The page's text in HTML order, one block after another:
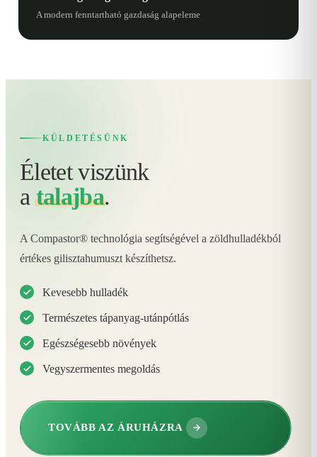
A modern fenntartható gazdaság alapeleme
KÜLDETÉSÜNK
Életet viszünk
atalajba.
A Compastor® technológia segítségével a zöldhulladékból
értékes gilisztahumuszt készíthetsz.
Kevesebb hulladék
Természetes tápanyag-utánpótlás
Egészségesebb növények
Vegyszermentes megoldás
TOVÁBB AZ ÁRUHÁZRA